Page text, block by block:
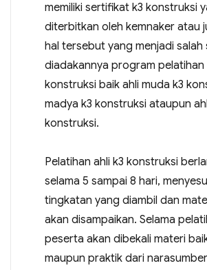
memiliki sertifikat k3 konstruksi
diterbitkan oleh kemnaker atau
hal tersebut yang menjadi
diadakannya program pelatihan
konstruksi baik ahli muda k3
madya k3 konstruksi ataupun
konstruksi.
Pelatihan ahli k3 konstruksi
selama 5 sampai 8 hari,
tingkatan yang diambil dan
akan disampaikan. Selama
peserta akan dibekali materi
maupun praktik dari